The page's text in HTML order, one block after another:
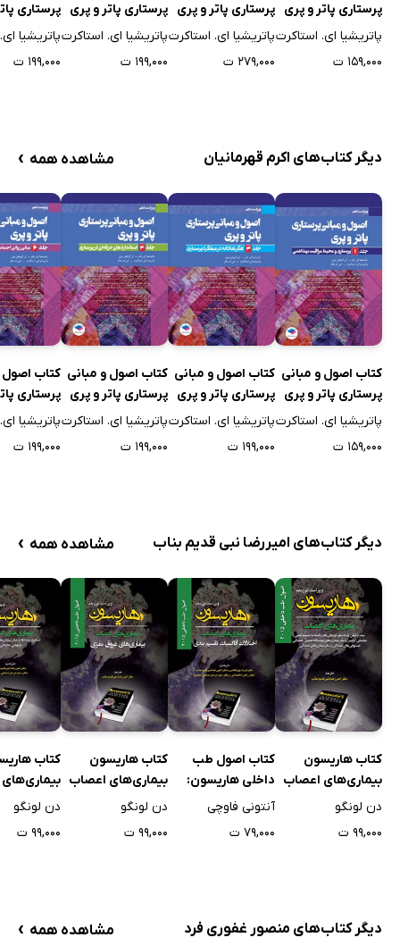
پرستاری پاتر و پری
2021 (ویراست
پاتریشیا ای. استاکرت
۱۵۹,۰۰۰ ت
پرستاری پاتر و پری
2021 (ویراست
پاتریشیا ای. استاکرت
۲۷۹,۰۰۰ ت
پرستاری پاتر و پری
2021 (ویراست
پاتریشیا ای. استاکرت
۱۹۹,۰۰۰ ت
پرستاری
2021
پاتریشیا
۱۹۹,۰۰۰ ت
دیگر کتاب‌های اکرم قهرمانیان مشاهده همه ›
کتاب اصول و مبانی
پرستاری پاتر و پری
2021 (ویراست
پاتریشیا ای. استاکرت
۱۵۹,۰۰۰ ت
کتاب اصول و مبانی
پرستاری پاتر و پری
2021 (ویراست
پاتریشیا ای. استاکرت
۱۹۹,۰۰۰ ت
کتاب اصول و مبانی
پرستاری پاتر و پری
2021 (ویراست
پاتریشیا ای. استاکرت
۱۹۹,۰۰۰ ت
کتاب اصول
پرستاری
2021
پاتریشیا
۱۹۹,۰۰۰ ت
دیگر کتاب‌های امیررضا نبی قدیم بناب مشاهده همه ›
کتاب هاریسون
بیماری‌های اعصاب
2015 (ویراست
گیلن‌ پاره و سایر
دن لونگو
۹۹,۰۰۰ ت
کتاب اصول طب
داخلی هاریسون:
بیماری‌های اعصاب
اختلالات آتاکسیک،‌
آنتونی فاوچی
۷۹,۰۰۰ ت
کتاب هاریسون
بیماری‌های اعصاب
2015 (ویراست
بیماری‌های عروق
دن لونگو
۹۹,۰۰۰ ت
کتاب
2015
چندگانه و
دن لونگو
۹۹,۰۰۰ ت
دیگر کتاب‌های منصور غفوری فرد مشاهده همه ›